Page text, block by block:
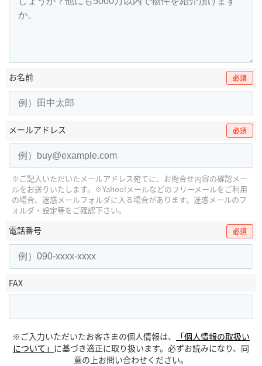
お名前 必須
メールアドレス 必須
※ご記入いただいたメールアドレス宛てに、お問合せ内容の確認メー
ルをお送りいたします。 ※Yahoo!メールなどのフリーメールをご利用
の場合、迷惑メールフォルダに入る場合があります。 迷惑メールのフ
ォルダ・設定等をご確認下さい。
電話番号 必須
FAX
※ご入力いただいたお客さまの個人情報は、
「個人情報の取扱い
について」 に基づき適正に取り扱います。必ずお読みになり、同
意の上お問い合わせください。